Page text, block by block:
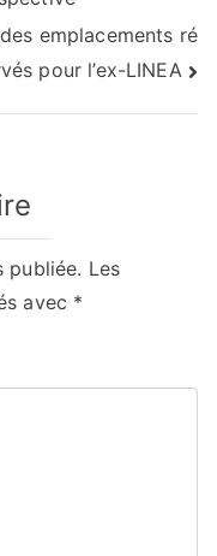
emplacements ré
pour l’ex-LINEA
publiée. Les
avec *